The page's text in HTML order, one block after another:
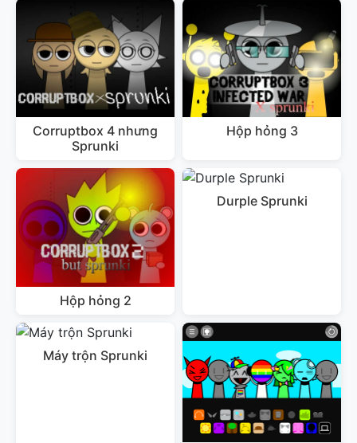
Corruptbox 4 nhưng
Sprunki
Hộp hỏng 3
Hộp hỏng 2
Durple Sprunki
Máy trộn Sprunki